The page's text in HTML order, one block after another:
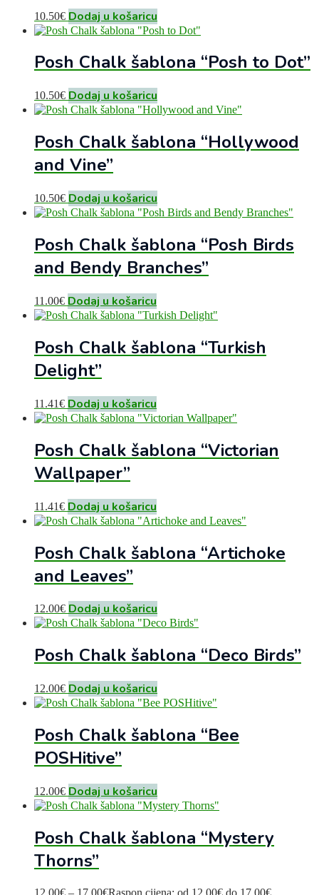
10.50€ Dodaj u košaricu
Posh Chalk šablona “Posh to Dot”
10.50€ Dodaj u košaricu
Posh Chalk šablona “Hollywood
and Vine”
10.50€ Dodaj u košaricu
Posh Chalk šablona “Posh Birds
and Bendy Branches”
11.00€ Dodaj u košaricu
Posh Chalk šablona “Turkish
Delight”
11.41€ Dodaj u košaricu
Posh Chalk šablona “Victorian
Wallpaper”
11.41€ Dodaj u košaricu
Posh Chalk šablona “Artichoke
and Leaves”
12.00€ Dodaj u košaricu
Posh Chalk šablona “Deco Birds”
12.00€ Dodaj u košaricu
Posh Chalk šablona “Bee
POSHitive”
12.00€ Dodaj u košaricu
Posh Chalk šablona “Mystery
Thorns”
12.00€ – 17.00€Raspon cijena: od 12.00€ do 17.00€